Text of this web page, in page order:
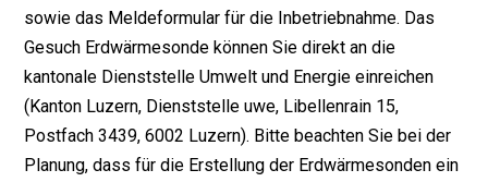
sowie das Meldeformular für die Inbetriebnahme. Das
Gesuch Erdwärmesonde können Sie direkt an die
kantonale Dienststelle Umwelt und Energie einreichen
(Kanton Luzern, Dienststelle uwe, Libellenrain 15,
Postfach 3439, 6002 Luzern). Bitte beachten Sie bei der
Planung, dass für die Erstellung der Erdwärmesonden ein